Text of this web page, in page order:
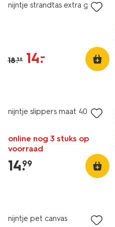
nijntje strandtas extra groot
18.39 14.
–
nijntje slippers maat 40-41
online nog 3 stuks op
voorraad
14.
99
nijntje pet canvas